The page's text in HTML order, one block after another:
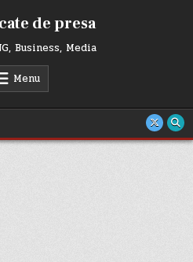
de presa
Business, Media
Menu